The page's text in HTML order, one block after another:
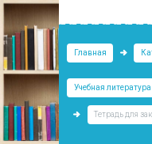
Главная
Учебная
Тетрадь для